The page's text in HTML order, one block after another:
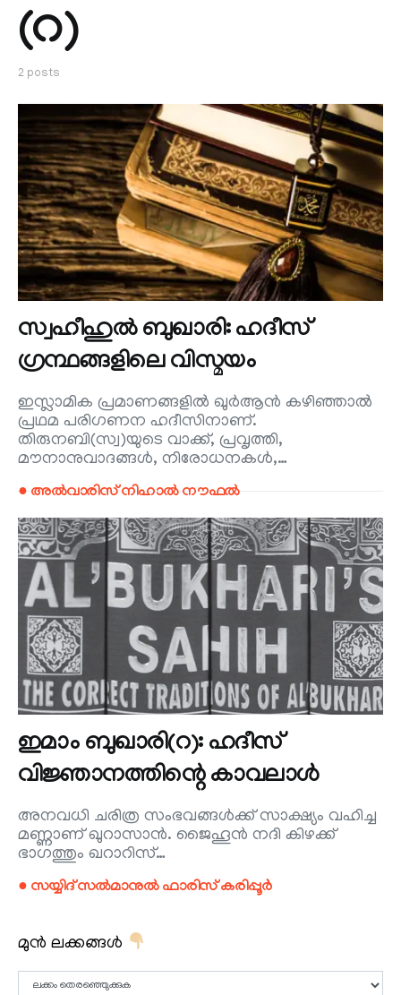
(റ)
2 posts
സ്വഹീഹുൽ ബുഖാരി: ഹദീസ്
ഗ്രന്ഥങ്ങളിലെ വിസ്മയം
ഇസ്ലാമിക പ്രമാണങ്ങളിൽ ഖുർആൻ കഴിഞ്ഞാൽ
പ്രഥമ പരിഗണന ഹദീസിനാണ്.
തിരുനബി(സ്വ)യുടെ വാക്ക്, പ്രവൃത്തി,
മൗനാനുവാദങ്ങൾ, നിരോധനകൾ,…
● അൽവാരിസ് നിഹാൽ നൗഫൽ
ഇമാം ബുഖാരി(റ): ഹദീസ്
വിജ്ഞാനത്തിന്റെ കാവലാള്‍
അനവധി ചരിത്ര സംഭവങ്ങള്‍ക്ക് സാക്ഷ്യം വഹിച്ച
മണ്ണാണ് ഖുറാസാന്‍. ജൈഹൂന്‍ നദി കിഴക്ക്
ഭാഗത്തും ഖറാറിസ്…
● സയ്യിദ് സല്‍മാനുല്‍ ഫാരിസ് കരിപ്പൂര്‍
മുൻ ലക്കങ്ങൾ